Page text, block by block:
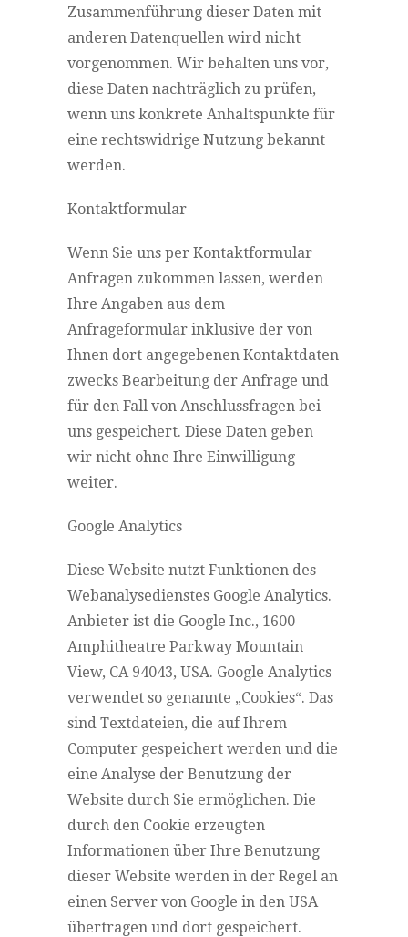
Zusammenführung dieser Daten mit
anderen Datenquellen wird nicht
vorgenommen. Wir behalten uns vor,
diese Daten nachträglich zu prüfen,
wenn uns konkrete Anhaltspunkte für
eine rechtswidrige Nutzung bekannt
werden.
Kontaktformular
Wenn Sie uns per Kontaktformular
Anfragen zukommen lassen, werden
Ihre Angaben aus dem
Anfrageformular inklusive der von
Ihnen dort angegebenen Kontaktdaten
zwecks Bearbeitung der Anfrage und
für den Fall von Anschlussfragen bei
uns gespeichert. Diese Daten geben
wir nicht ohne Ihre Einwilligung
weiter.
Google Analytics
Diese Website nutzt Funktionen des
Webanalysedienstes Google Analytics.
Anbieter ist die Google Inc., 1600
Amphitheatre Parkway Mountain
View, CA 94043, USA. Google Analytics
verwendet so genannte „Cookies“. Das
sind Textdateien, die auf Ihrem
Computer gespeichert werden und die
eine Analyse der Benutzung der
Website durch Sie ermöglichen. Die
durch den Cookie erzeugten
Informationen über Ihre Benutzung
dieser Website werden in der Regel an
einen Server von Google in den USA
übertragen und dort gespeichert.